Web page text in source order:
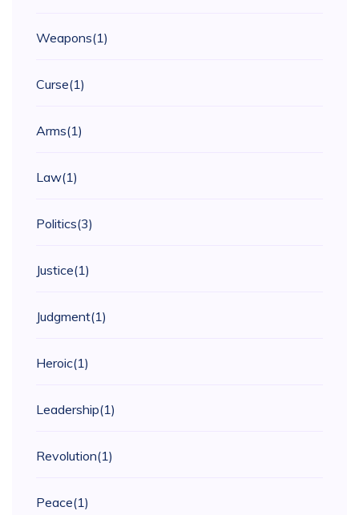
Weapons(1)
Curse(1)
Arms(1)
Law(1)
Politics(3)
Justice(1)
Judgment(1)
Heroic(1)
Leadership(1)
Revolution(1)
Peace(1)